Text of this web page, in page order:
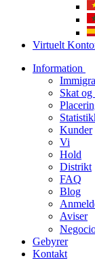
Virtuelt
Information
Skat
Kunder
Vi
Hold
Distrikt
FAQ
Blog
Aviser
Gebyrer
Kontakt